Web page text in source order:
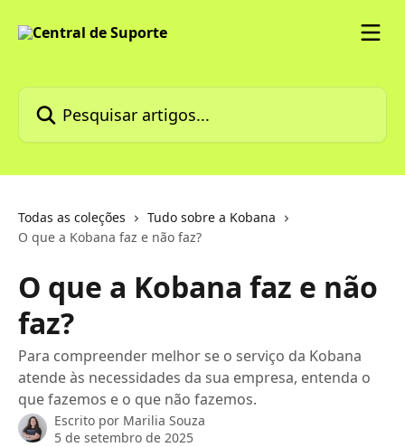
Pesquisar artigos...
Todas as coleções
Tudo sobre a Kobana
O que a Kobana faz e não faz?
O que a Kobana faz e não
faz?
Para compreender melhor se o serviço da Kobana
atende às necessidades da sua empresa, entenda o
que fazemos e o que não fazemos.
Escrito por Marilia Souza
5 de setembro de 2025